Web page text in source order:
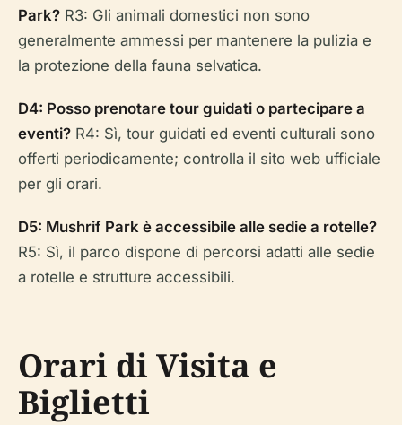
Park? R3: Gli animali domestici non sono
generalmente ammessi per mantenere la pulizia e
la protezione della fauna selvatica.
D4: Posso prenotare tour guidati o partecipare a
eventi? R4: Sì, tour guidati ed eventi culturali sono
offerti periodicamente; controlla il sito web ufficiale
per gli orari.
D5: Mushrif Park è accessibile alle sedie a rotelle?
R5: Sì, il parco dispone di percorsi adatti alle sedie
a rotelle e strutture accessibili.
Orari di Visita e
Biglietti